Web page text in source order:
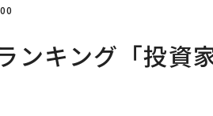
ンキング「投資